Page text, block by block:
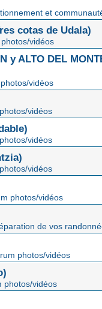
et
cotas de Udala)
vidéos
y ALTO DEL
vidéos
vidéos
vidéos
vidéos
photos/vidéos
de vos
photos/vidéos
photos/vidéos